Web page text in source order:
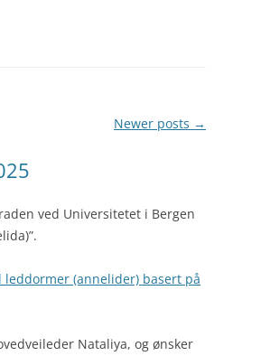
Newer posts →
ved Universitetet i Bergen
leddormer (annelider) basert på
Nataliya, og ønsker